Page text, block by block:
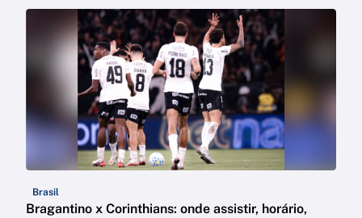
Brasil
Bragantino x Corinthians: onde assistir, horário,